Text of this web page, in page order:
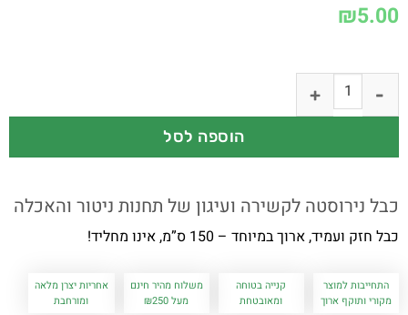
₪5.00
הוספה לסל
כבל נירוסטה לקשירה ועיגון של תחנות ניטור והאכלה
כבל חזק ועמיד, ארוך במיוחד – 150 ס”מ, אינו מחליד!
התחייבות למוצר
מקורי ותוקף ארוך
קנייה בטוחה
ומאובטחת
משלוח מהיר חינם
מעל ₪250
אחריות יצרן מלאה
ומורחבת